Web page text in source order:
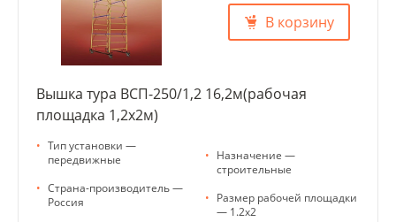
В корзину
Вышка тура ВСП-250/1,2 16,2м(рабочая
площадка 1,2х2м)
• Тип установки —
передвижные
• Страна-производитель —
Россия
• Назначение —
строительные
• Размер рабочей площадки
— 1.2x2